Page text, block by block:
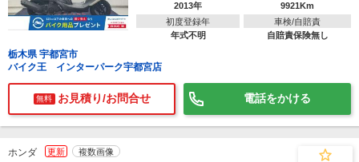
2013年
9921Km
初度登録年
年式不明
車検/自賠責
自賠責保険無し
栃木県 宇都宮市
バイク王 インターパーク宇都宮店
無料 お見積り/お問合せ 電話をかける
ホンダ 更新 複数画像